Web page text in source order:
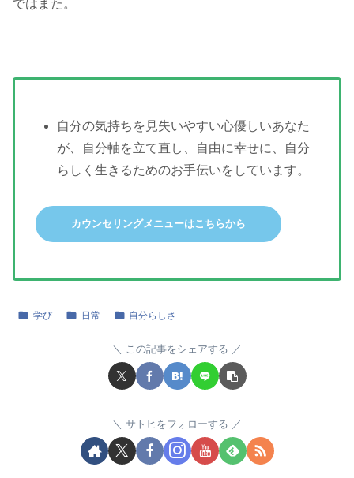
ではまた。
自分の気持ちを見失いやすい心優しいあなた
が、自分軸を立て直し、自由に幸せに、自分
らしく生きるためのお手伝いをしています。
カウンセリングメニューはこちらから
学び 日常 自分らしさ
この記事をシェアする
サトヒをフォローする